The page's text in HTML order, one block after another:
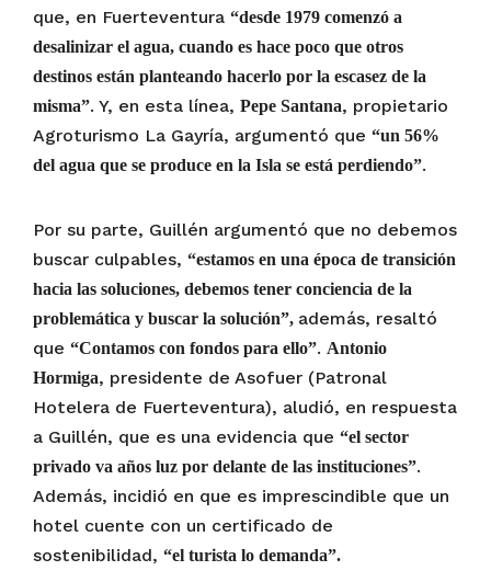
que, en Fuerteventura “desde 1979 comenzó a
desalinizar el agua, cuando es hace poco que otros
destinos están planteando hacerlo por la escasez de la
misma”. Y, en esta línea, Pepe Santana, propietario
Agroturismo La Gayría, argumentó que “un 56%
del agua que se produce en la Isla se está perdiendo”.
Por su parte, Guillén argumentó que no debemos
buscar culpables, “estamos en una época de transición
hacia las soluciones, debemos tener conciencia de la
problemática y buscar la solución”, además, resaltó
que “Contamos con fondos para ello”. Antonio
Hormiga, presidente de Asofuer (Patronal
Hotelera de Fuerteventura), aludió, en respuesta
a Guillén, que es una evidencia que “el sector
privado va años luz por delante de las instituciones”.
Además, incidió en que es imprescindible que un
hotel cuente con un certificado de
sostenibilidad, “el turista lo demanda”.